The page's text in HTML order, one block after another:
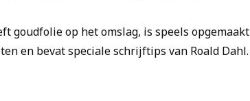
goudfolie op het omslag, is speels opgemaakt
en bevat speciale schrijftips van Roald Dahl.